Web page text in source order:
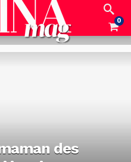
0
Diaby, la “maman des
des